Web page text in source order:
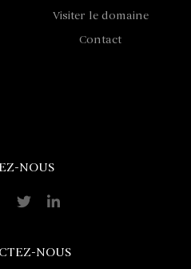
Visiter le domaine
Contact
NOUS
NOUS